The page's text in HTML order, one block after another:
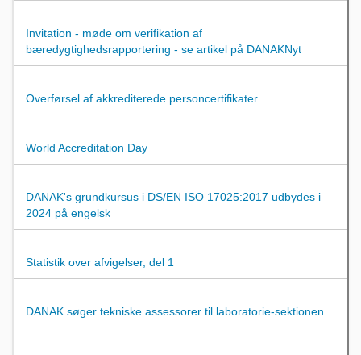
Invitation - møde om verifikation af
bæredygtighedsrapportering - se artikel på DANAKNyt
Overførsel af akkrediterede personcertifikater
World Accreditation Day
DANAK's grundkursus i DS/EN ISO 17025:2017 udbydes i
2024 på engelsk
Statistik over afvigelser, del 1
DANAK søger tekniske assessorer til laboratorie-sektionen